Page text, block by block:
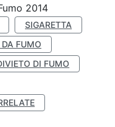
2014
SIGARETTA
DA FUMO
DI FUMO